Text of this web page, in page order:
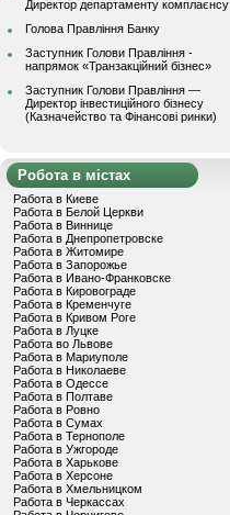
Директор департаменту комплаєнсу
Голова Правління Банку
Заступник Голови Правління -
напрямок «Транзакційний бізнес»
Заступник Голови Правління —
Директор інвестиційного бізнесу
(Казначейство та Фінансові ринки)
Робота в містах
Работа в Киеве
Работа в Белой Церкви
Работа в Виннице
Работа в Днепропетровске
Работа в Житомире
Работа в Запорожье
Работа в Ивано-Франковске
Работа в Кировограде
Работа в Кременчуге
Работа в Кривом Роге
Работа в Луцке
Работа во Львове
Работа в Мариуполе
Работа в Николаеве
Работа в Одессе
Работа в Полтаве
Работа в Ровно
Работа в Сумах
Работа в Тернополе
Работа в Ужгороде
Работа в Харькове
Работа в Херсоне
Работа в Хмельницком
Работа в Черкассах